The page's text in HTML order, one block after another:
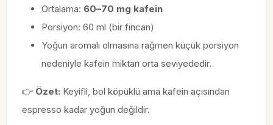
Ortalama: 60–70 mg kafein
Porsiyon: 60 ml (bir fincan)
Yoğun aromalı olmasına rağmen küçük porsiyon
nedeniyle kafein miktarı orta seviyededir.
👉 Özet: Keyifli, bol köpüklü ama kafein açısından
espresso kadar yoğun değildir.